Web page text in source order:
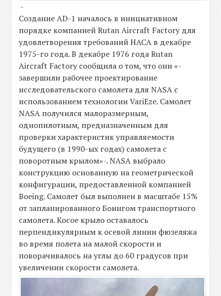
-
Создание AD-1 началось в инициативном
порядке компанией Rutan Aircraft Factory для
удовлетворения требований НАСА в декабре
1975-го года. В декабре 1976 года Rutan
Aircraft Factory сообщила о том, что они «-
завершили рабочее проектирование
исследовательского самолета для NASA с
использованием технологии VariEze. Самолет
NASA получился малоразмерным,
однопилотным, предназначенным для
проверки характеристик управляемости
будущего (в 1990-ых годах) самолета с
поворотным крылом»-. NASA выбрало
конструкцию основанную на геометрической
конфигурации, предоставленной компанией
Boeing. Самолет был выполнен в масштабе 15%
от запланированного Боингом транспортного
самолета. Косое крыло оставалось
перпендикулярным к осевой линии фюзеляжа
во время полета на малой скорости и
поворачивалось на углы до 60 градусов при
увеличении скорости самолета.